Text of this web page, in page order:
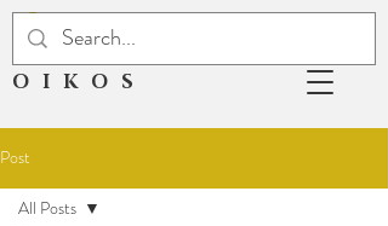
OIKOS
Post
All Posts